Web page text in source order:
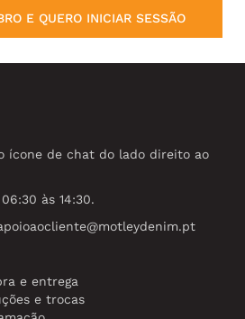
E QUERO INICIAR SESSÃO
ícone de chat do lado direito ao
às 14:30.
e entrega
e trocas